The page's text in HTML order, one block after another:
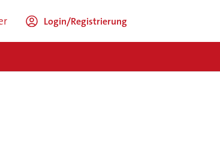
Login/Registrierung